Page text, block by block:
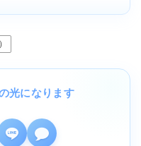
光になります